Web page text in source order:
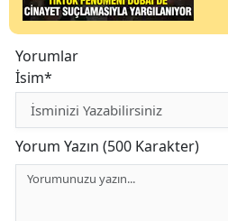
Yorumlar
İsim*
Yorum Yazın (500 Karakter)